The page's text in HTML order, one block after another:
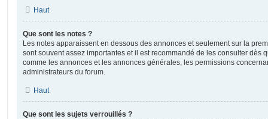
Haut
Que sont les notes ?
Les notes apparaissent en dessous des annonces et seulement sur la
sont souvent assez importantes et il est recommandé de les consulter dès
comme les annonces et les annonces générales, les permissions
administrateurs du forum.
Haut
Que sont les sujets verrouillés ?